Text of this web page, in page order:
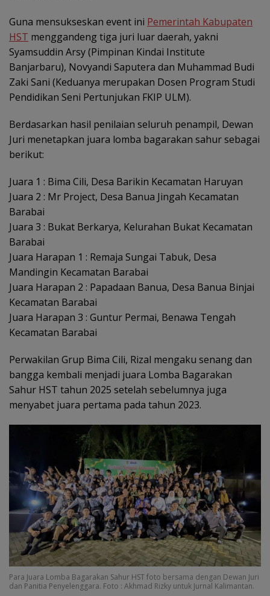
Guna mensukseskan event ini Pemerintah Kabupaten
HST menggandeng tiga juri luar daerah, yakni
Syamsuddin Arsy (Pimpinan Kindai Institute
Banjarbaru), Novyandi Saputera dan Muhammad Budi
Zaki Sani (Keduanya merupakan Dosen Program Studi
Pendidikan Seni Pertunjukan FKIP ULM).
Berdasarkan hasil penilaian seluruh penampil, Dewan
Juri menetapkan juara lomba bagarakan sahur sebagai
berikut:
Juara 1 : Bima Cili, Desa Barikin Kecamatan Haruyan
Juara 2 : Mr Project, Desa Banua Jingah Kecamatan
Barabai
Juara 3 : Bukat Berkarya, Kelurahan Bukat Kecamatan
Barabai
Juara Harapan 1 : Remaja Sungai Tabuk, Desa
Mandingin Kecamatan Barabai
Juara Harapan 2 : Papadaan Banua, Desa Banua Binjai
Kecamatan Barabai
Juara Harapan 3 : Guntur Permai, Benawa Tengah
Kecamatan Barabai
Perwakilan Grup Bima Cili, Rizal mengaku senang dan
bangga kembali menjadi juara Lomba Bagarakan
Sahur HST tahun 2025 setelah sebelumnya juga
menyabet juara pertama pada tahun 2023.
Para Juara Lomba Bagarakan Sahur HST foto bersama dengan Dewan Juri
dan Panitia Penyelenggara. Foto : Akhmad Rizky untuk Jurnal Kalimantan.